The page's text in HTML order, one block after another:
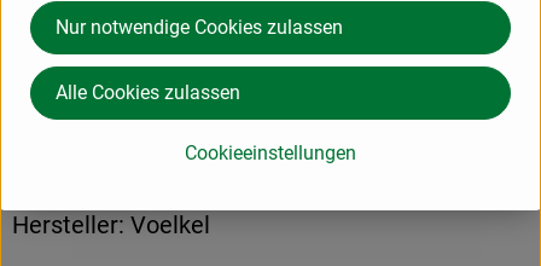
Produktdatenblatt
Hersteller: Voelkel
Cookieeinstellungen
Nur notwendige Cookies zulassen
Alle Cookies zulassen